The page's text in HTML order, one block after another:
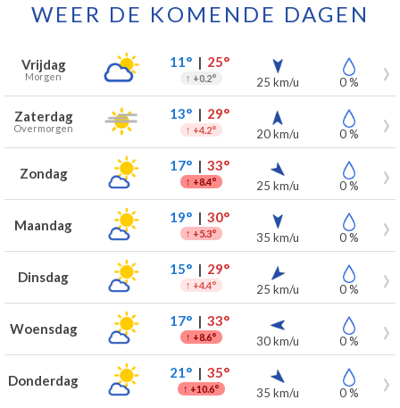
WEER DE KOMENDE DAGEN
Weersverwachting voor Vleteren voor de komende 7 dagen
Dag Weer Temperaturen Wind Neerslag
Vrijdag
Morgen
11°| 25°
↑ +0.2° 25 km/u 0 %
Zaterdag
Overmorgen
13°| 29°
↑ +4.2° 20 km/u 0 %
Zondag 17°| 33°
↑ +8.4° 25 km/u 0 %
Maandag 19°| 30°
↑ +5.3° 35 km/u 0 %
Dinsdag 15°| 29°
↑ +4.4° 25 km/u 0 %
Woensdag 17°| 33°
↑ +8.6° 30 km/u 0 %
Donderdag 21°| 35°
↑ +10.6° 35 km/u 0 %